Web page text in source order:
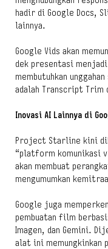
hadir di Google Docs,
lainnya.
Google Vids akan
dek presentasi menjadi
membutuhkan
adalah Transcript Trim
Inovasi AI Lainnya di
Project Starline kini
“platform komunikasi
akan membuat
mengumumkan
Google juga
pembuatan film
Imagen, dan Gemini.
alat ini memungkinkan